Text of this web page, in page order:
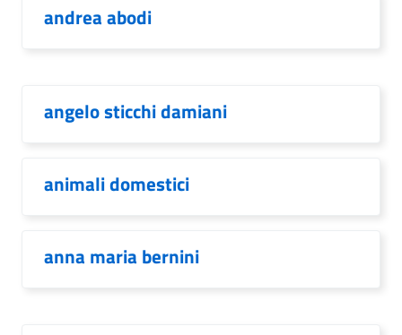
andrea abodi
angelo sticchi damiani
animali domestici
anna maria bernini